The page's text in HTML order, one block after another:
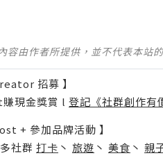
容由作者所提供，並不代表本站
招募 】
現金獎賞 l 登記《社群創作有
+ 參加品牌活動 】
社群 打卡 丶 旅遊 丶 美食 丶 親